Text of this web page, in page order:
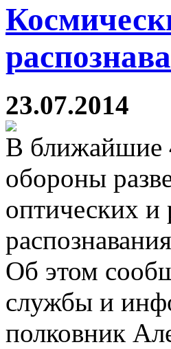
23.07.2014
В ближайшие
обороны
оптических и
Об этом
службы и
полковник